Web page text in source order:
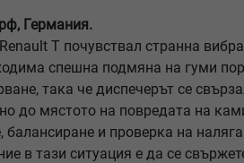
Германия.
T почувствал странна
спешна подмяна на гуми
така че диспечерът се
до мястото на повредата на
балансиране и проверка на
в тази ситуация е да се